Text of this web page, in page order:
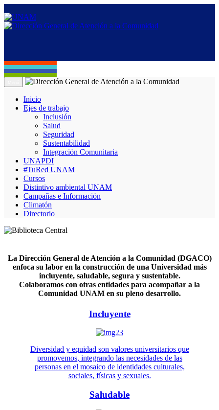
Inicio
Ejes de trabajo
Inclusión
Salud
Seguridad
Sustentabilidad
Integración Comunitaria
UNAPDI
#TuRed UNAM
Cursos
Distintivo ambiental UNAM
Campañas e Información
Climatón
Directorio
La Dirección General de Atención a la Comunidad (DGACO)
enfoca su labor en la construcción de una Universidad más
incluyente, saludable, segura y sustentable.
Colaboramos con otras entidades para acompañar a la
Comunidad UNAM en su pleno desarrollo.
Incluyente
Diversidad y equidad son valores universitarios que
promovemos, integrando las necesidades de las
personas en el mosaico de identidades culturales,
sociales, físicas y sexuales.
Saludable